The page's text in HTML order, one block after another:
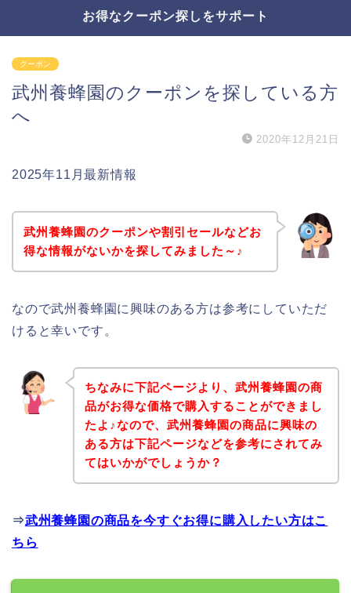
お得なクーポン探しをサポート
クーポン
武州養蜂園のクーポンを探している方
へ
2020年12月21日
2025年11月最新情報
武州養蜂園のクーポンや割引セールなどお
得な情報がないかを探してみました～♪
なので武州養蜂園に興味のある方は参考にしていただ
けると幸いです。
ちなみに下記ページより、武州養蜂園の商
品がお得な価格で購入することができまし
たよ♪なので、武州養蜂園の商品に興味の
ある方は下記ページなどを参考にされてみ
てはいかがでしょうか？
⇒武州養蜂園の商品を今すぐお得に購入したい方はこ
ちら